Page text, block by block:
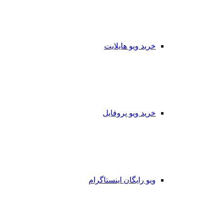
خرید ویو هایلایت
خرید ویو پروفایل
ویو رایگان اینستاگرام